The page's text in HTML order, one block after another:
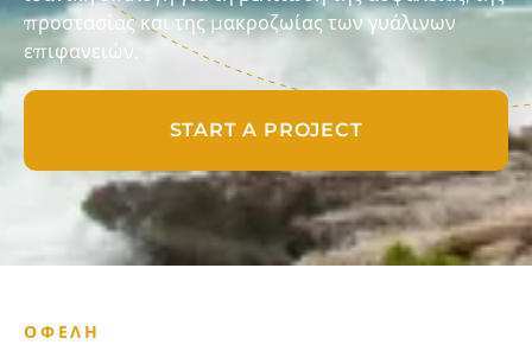
προστασίας και της μακροζωίας των γυάλινων
επιφανειών.
START A PROJECT
ΟΦΈΛΗ